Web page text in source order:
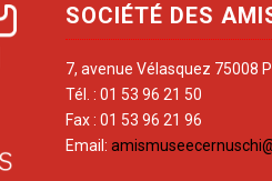
SOCIÉTÉ DES
7, avenue Vélasquez 75008
Tél. : 01 53 96 21 50
Fax : 01 53 96 21 96
Email: